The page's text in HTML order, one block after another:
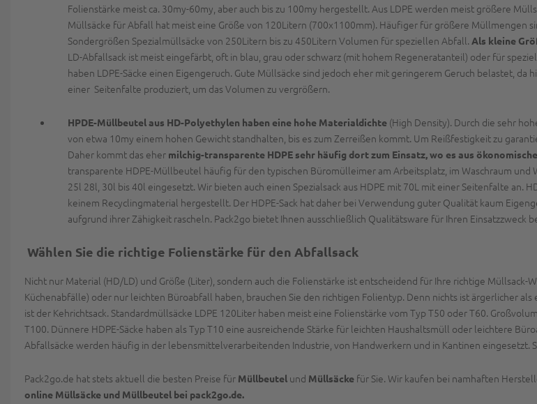
Folienstärke meist ca. 30my-60my, aber auch bis zu 100my hergestellt. Aus LDPE werden meist größere
Müllsäcke für Abfall hat meist eine Größe von 120Litern (700x1100mm). Häufiger für größere Müllmengen
Sondergrößen Spezialmüllsäcke von 250Litern bis zu 450Litern Volumen für speziellen Abfall. Als kleine
LD-Abfallsack ist meist eingefärbt, oft in blau, grau oder schwarz (mit hohem Regeneratanteil) oder für
haben LDPE-Säcke einen Eigengeruch. Gute Müllsäcke sind jedoch eher mit geringerem Geruch belastet,
einer Seitenfalte produziert, um das Volumen zu vergrößern.
HPDE-Müllbeutel aus HD-Polyethylen haben eine hohe Materialdichte (High Density). Durch die sehr
von etwa 10my einem hohen Gewicht standhalten, bis es zum Zerreißen kommt. Um Reißfestigkeit zu
Daher kommt das eher milchig-transparente HDPE sehr häufig dort zum Einsatz, wo es aus
transparente HDPE-Müllbeutel häufig für den typischen Büromülleimer am Arbeitsplatz, im Waschraum
25l 28l, 30l bis 40l eingesetzt. Wir bieten auch einen Spezialsack aus HDPE mit 70L mit einer Seitenfalte
keinem Recyclingmaterial hergestellt. Der HDPE-Sack hat daher bei Verwendung guter Qualität kaum
aufgrund ihrer Zähigkeit rascheln. Pack2go bietet Ihnen ausschließlich Qualitätsware für Ihren Einsatzzweck
Wählen Sie die richtige Folienstärke für den Abfallsack
Nicht nur Material (HD/LD) und Größe (Liter), sondern auch die Folienstärke ist entscheidend für Ihre richtige Müllsack-
Küchenabfälle) oder nur leichten Büroabfall haben, brauchen Sie den richtigen Folientyp. Denn nichts ist ärgerlicher
ist der Kehrichtsack. Standardmüllsäcke LDPE 120Liter haben meist eine Folienstärke vom Typ T50 oder T60.
T100. Dünnere HDPE-Säcke haben als Typ T10 eine ausreichende Stärke für leichten Haushaltsmüll oder leichtere
Abfallsäcke werden häufig in der lebensmittelverarbeitenden Industrie, von Handwerkern und in Kantinen eingesetzt.
Pack2go.de hat stets aktuell die besten Preise für Müllbeutel und Müllsäcke für Sie. Wir kaufen bei namhaften
online Müllsäcke und Müllbeutel bei pack2go.de.